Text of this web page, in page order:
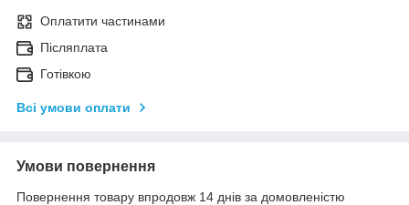
Оплатити частинами
Післяплата
Готівкою
Всі умови оплати
Умови повернення
Повернення товару впродовж 14 днів за домовленістю